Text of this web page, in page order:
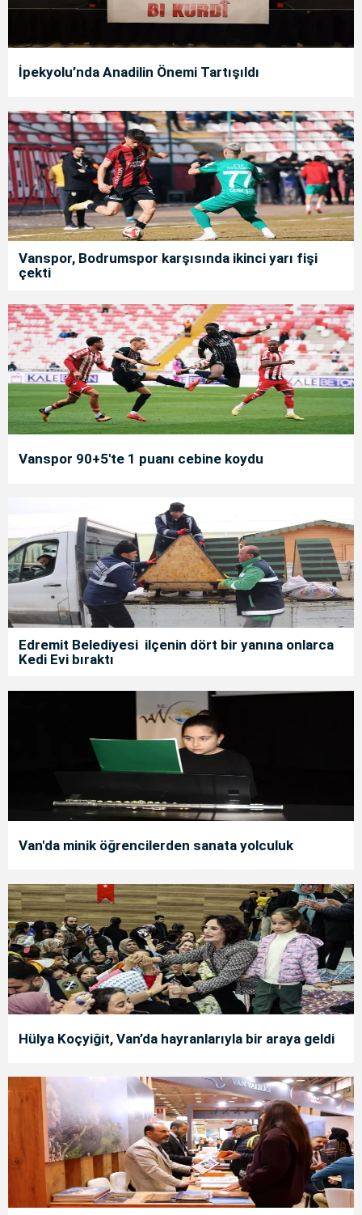
İpekyolu’nda Anadilin Önemi Tartışıldı
Vanspor, Bodrumspor karşısında ikinci yarı fişi
çekti
Vanspor 90+5'te 1 puanı cebine koydu
Edremit Belediyesi ilçenin dört bir yanına onlarca
Kedi Evi bıraktı
Van'da minik öğrencilerden sanata yolculuk
Hülya Koçyiğit, Van’da hayranlarıyla bir araya geldi